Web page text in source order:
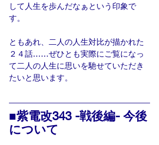
して人生を歩んだなぁという印象で
す。
ともあれ、二人の人生対比が描かれた
２４話……ぜひとも実際にご覧になっ
て二人の人生に思いを馳せていただき
たいと思います。
■紫電改343 -戦後編- 今後
について